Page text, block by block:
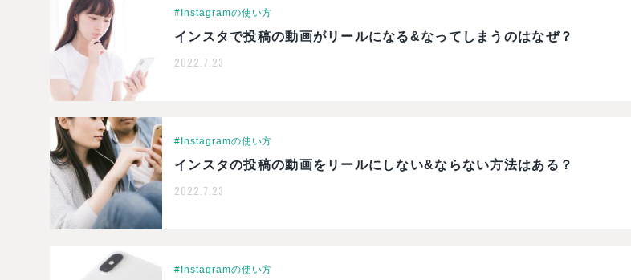
#Instagramの使い方
インスタで投稿の動画がリールになる&なってしまうのはなぜ？
2022.7.23
#Instagramの使い方
インスタの投稿の動画をリールにしない&ならない方法はある？
2022.7.23
#Instagramの使い方